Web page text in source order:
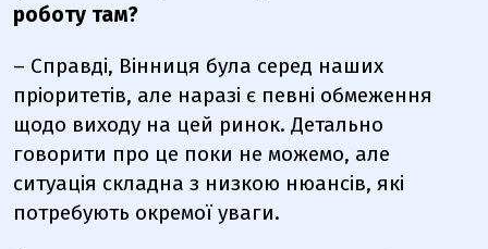
роботу там?
– Справді, Вінниця була серед наших
пріоритетів, але наразі є певні обмеження
щодо виходу на цей ринок. Детально
говорити про це поки не можемо, але
ситуація складна з низкою нюансів, які
потребують окремої уваги.